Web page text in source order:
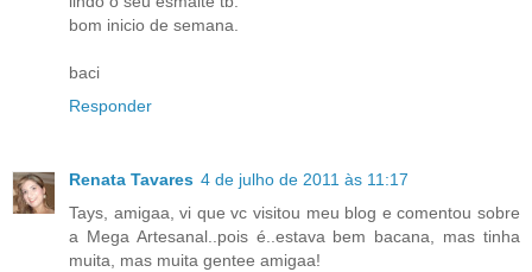
bom inicio de semana.
baci
Responder
Renata Tavares 4 de julho de 2011 às 11:17
Tays, amigaa, vi que vc visitou meu blog e comentou sobre
a Mega Artesanal..pois é..estava bem bacana, mas tinha
muita, mas muita gentee amigaa!